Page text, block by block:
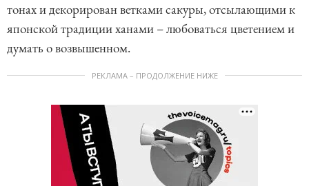
тонах и декорирован ветками сакуры, отсылающими к
японской традиции ханами – любоваться цветением и
думать о возвышенном.
РЕКЛАМА – ПРОДОЛЖЕНИЕ НИЖЕ